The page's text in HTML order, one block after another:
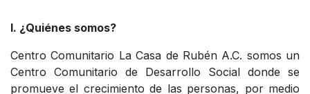
I. ¿Quiénes somos?
Centro Comunitario La Casa de Rubén A.C. somos un
Centro Comunitario de Desarrollo Social donde se
promueve el crecimiento de las personas, por medio